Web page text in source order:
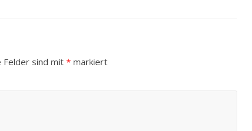
Felder sind mit * markiert